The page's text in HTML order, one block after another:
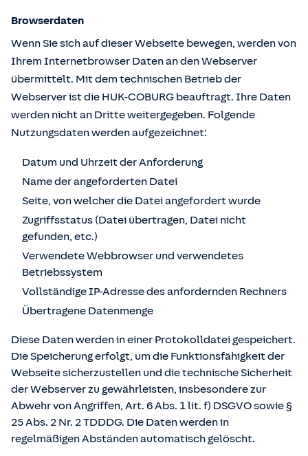
Browserdaten
Wenn Sie sich auf dieser Webseite bewegen, werden von
Ihrem Internetbrowser Daten an den Webserver
übermittelt. Mit dem technischen Betrieb der
Webserver ist die HUK-COBURG beauftragt. Ihre Daten
werden nicht an Dritte weitergegeben. Folgende
Nutzungsdaten werden aufgezeichnet:
Datum und Uhrzeit der Anforderung
Name der angeforderten Datei
Seite, von welcher die Datei angefordert wurde
Zugriffsstatus (Datei übertragen, Datei nicht
gefunden, etc.)
Verwendete Webbrowser und verwendetes
Betriebssystem
Vollständige IP-Adresse des anfordernden Rechners
Übertragene Datenmenge
Diese Daten werden in einer Protokolldatei gespeichert.
Die Speicherung erfolgt, um die Funktionsfähigkeit der
Webseite sicherzustellen und die technische Sicherheit
der Webserver zu gewährleisten, insbesondere zur
Abwehr von Angriffen, Art. 6 Abs. 1 lit. f) DSGVO sowie §
25 Abs. 2 Nr. 2 TDDDG. Die Daten werden in
regelmäßigen Abständen automatisch gelöscht.